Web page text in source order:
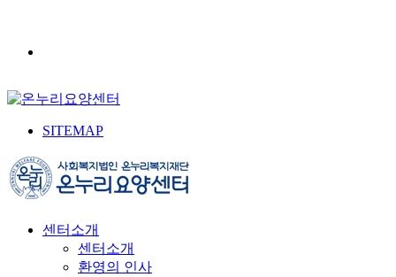
SITEMAP
센터소개
센터소개
환영의 인사